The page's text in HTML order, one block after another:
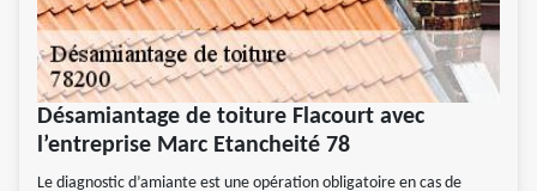
Désamiantage de toiture Flacourt avec
l’entreprise Marc Etancheité 78
Le diagnostic d’amiante est une opération obligatoire en cas de